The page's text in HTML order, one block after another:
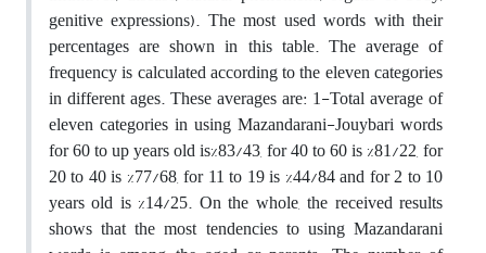
genitive expressions). The most used words with their
percentages are shown in this table. The average of
frequency is calculated according to the eleven categories
in different ages. These averages are: 1-Total average of
eleven categories in using Mazandarani-Jouybari words
for 60 to up years old is%83/43, for 40 to 60 is %81/22, for
20 to 40 is %77/68, for 11 to 19 is %44/84 and for 2 to 10
years old is %14/25. On the whole, the received results
shows that the most tendencies to using Mazandarani